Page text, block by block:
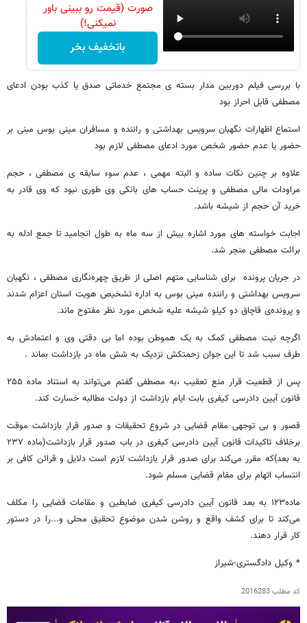
صورت (قیمت رو ببینی باور
نمیکنی!)
باتخفیف بخر
با بررسی فیلم دوربین مدار بسته ی مجتمع خدماتی صدق یا کذب بودن ادعای
مصطفی قابل احراز بود
استماع اظهارات نگهبان سرویس بهداشتی و راننده و مسافران مینی بوس مبنی بر
حضور یا عدم حضور شخص مورد ادعای مصطفی لازم بود
علاوه بر چنین نکات ساده و البته مهمی ، عدم سوء سابقه ی مصطفی ، حجم
مراودات مالی مصطفی و پرینت حساب های بانکی وی طوری نبود که وی قادر به
خرید آن حجم از شیشه باشد.
اجابت خواسته های مورد اشاره بیش از سه ماه به طول انجامید تا جمع ادله به
برائت مصطفی منجر شد.
در جریان پرونده برای شناسایی متهم اصلی از طریق چهره‌نگاری مصطفی ، نگهبان
سرویس بهداشتی و راننده مینی بوس به اداره تشخیص هویت استان اعزام شدند
و پرونده‌ی قاچاق دو کیلو شیشه علیه شخص مورد نظر مفتوح ماند.
اگرچه نیت مصطفی کمک به یک هموطن بوده اما بی دقتی وی و اعتمادش به
طرف سبب شد تا این جوان زحمتکش نزدیک به شش ماه در بازداشت بماند .
پس از قطعیت قرار منع تعقیب ،به مصطفی گفتم می‌تواند به استناد ماده ۲۵۵
قانون آیین دادرسی کیفری بابت ایام بازداشت از دولت مطالبه خسارت کند.
قصور و بی توجهی مقام قضایی در شروع تحقیقات و صدور قرار بازداشت موقت
برخلاف تاکیدات قانون آیین دادرسی کیفری در باب صدور قرار بازداشت(ماده ۲۳۷
به بعد)که مقرر می‌کند برای صدور قرار بازداشت لازم است دلایل و قرائن کافی بر
انتساب اتهام برای مقام قضایی مسلم شود.
ماده۱۲۳ به بعد قانون آیین دادرسی کیفری ضابطین و مقامات قضایی را مکلف
می‌کند تا برای کشف واقع و روشن شدن موضوع تحقیق محلی و...را در دستور
کار قرار دهند.
* وکیل دادگستری-شیراز
کد مطلب2016283